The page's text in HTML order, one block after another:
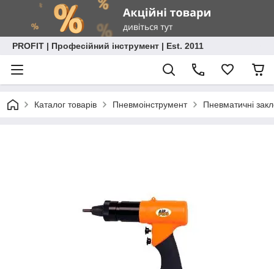
PROFIT | Професійний інструмент | Est. 2011
Каталог товарів Пневмоінструмент Пневматичні